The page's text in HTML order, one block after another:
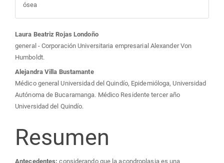
ósea
Contenido
principal
del
artículo
Laura Beatriz Rojas Londoño
general - Corporación Universitaria empresarial Alexander Von
Humboldt.
Alejandra Villa Bustamante
Médico general Universidad del Quindío, Epidemióloga, Universidad
Autónoma de Bucaramanga. Médico Residente tercer año
Universidad del Quindío.
Resumen
Antecedentes:considerando que la acondroplasia es una